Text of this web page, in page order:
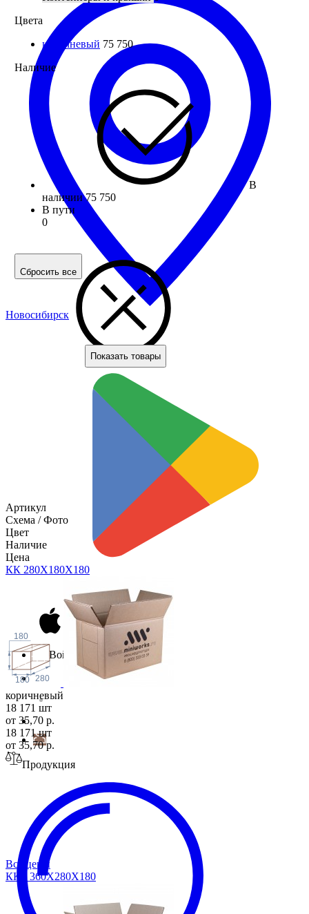
Новосибирск
Войти
Продукция
Цвета
коричневый 75 750
Наличие
В
наличии 75 750
В пути
0
Сбросить все
Показать товары
Артикул
Схема / Фото
Цвет
Наличие
Цена
КК 280Х180Х180
180 280
180
коричневый
18 171 шт
от 35,70 р.
18 171 шт
от 35,70 р.
Все цены
ККБ 360Х280Х180